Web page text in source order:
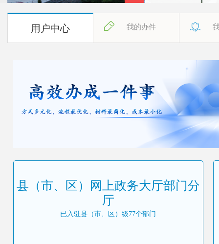
用户中心 我的办件
县（市、区）网上政务大厅部门分
厅
已入驻县（市、区）级77个部门